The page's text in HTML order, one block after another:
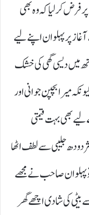
فرض کر لیا کہ وہ بھی
پر پہلوان اپنے لیے
میں دیسی گھی کی خشک
میرا بچپن جوانی اور
بھی بہت قیمتی
جلیبی سے لطف اٹھا
پہلوان صاحب نے مجھے
کی شادی اچھے گھر